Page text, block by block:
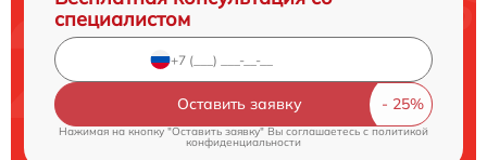
специалистом
Оставить заявку
Нажимая на кнопку "Оставить заявку" Вы соглашаетесь c политикой
конфиденциальности